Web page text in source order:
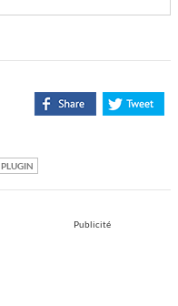
PLUGIN
Publicité